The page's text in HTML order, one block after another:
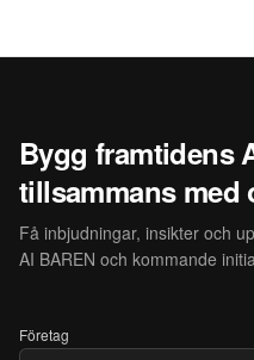
Bygg framtidens
tillsammans med
Få inbjudningar, insikter och
AI BAREN och kommande
Företag